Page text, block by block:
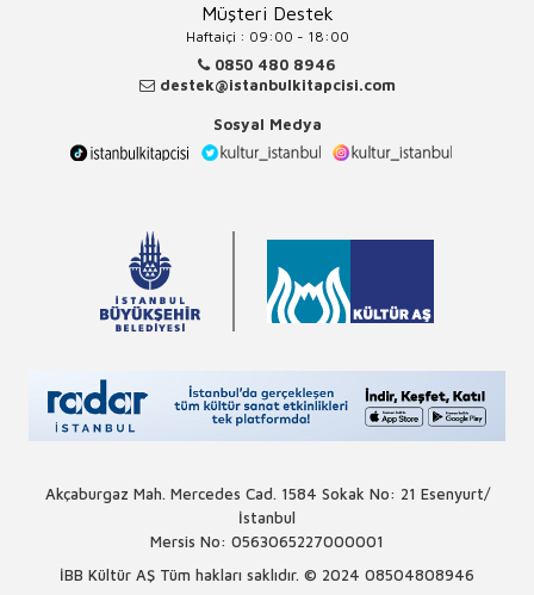
Müşteri Destek
Haftaiçi : 09:00 - 18:00
0850 480 8946
destek@istanbulkitapcisi.com
Sosyal Medya
Akçaburgaz Mah. Mercedes Cad. 1584 Sokak No: 21 Esenyurt/
İstanbul
Mersis No: 0563065227000001
İBB Kültür AŞ Tüm hakları saklıdır. © 2024 08504808946